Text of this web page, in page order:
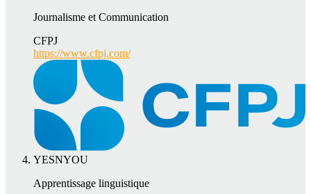
Journalisme et Communication
CFPJ
https://www.cfpj.com/
YESNYOU
Apprentissage linguistique